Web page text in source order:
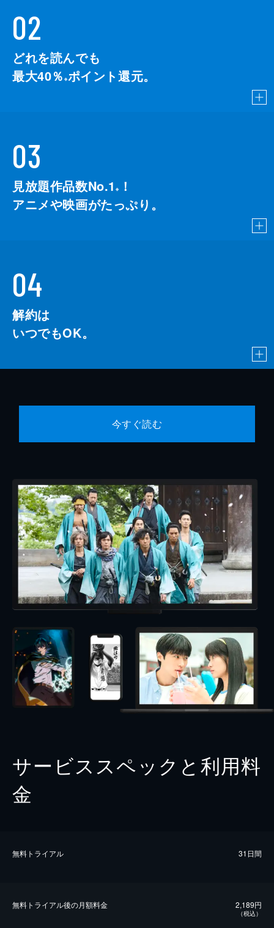
02
どれを読んでも
最大40％ ※ポイント還元。
03
見放題作品数No.1 ※
！
アニメや映画がたっぷり。
04
解約は
いつでもOK。
今すぐ読む
サービススペックと利用料
金
無料トライアル 31日間
無料トライアル後の⽉額料金 2,189円
（税込）